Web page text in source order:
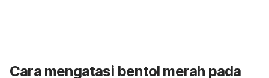
Cara mengatasi bentol merah pada